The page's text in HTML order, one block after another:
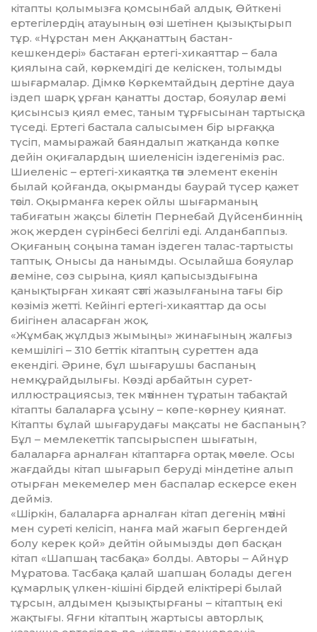
кітапты қолымызға қомсынбай алдық. Өйткені
ертегілердің атауының өзі шетінен қызықтырып
тұр. «Нұрстан мен Аққанаттың бастан-
кешкендері» бастаған ертегі-хикаяттар – бала
қиялына сай, көркемдігі де келіскен, толымды
шығармалар. Дімкәс Көркемтайдың дертіне дауа
іздеп шарқ ұрған қанатты достар, бояулар әлемі
қисынсыз қиял емес, таным тұрғысынан тартысқа
түседі. Ертегі бастала салысымен бір ырғаққа
түсіп, мамыражай баяндалып жатқанда көпке
дейін оқиғалардың шиеленісін іздегеніміз рас.
Шиеленіс – ертегі-хикаятқа тән элемент екенін
былай қойғанда, оқырманды баурай түсер қажет
тәсіл. Оқырманға керек ойлы шығарманың
табиғатын жақсы білетін Пернебай Дүйсенбиннің
жоқ жерден сүрінбесі белгілі еді. Алданбаппыз.
Оқиғаның соңына таман іздеген талас-тартысты
таптық. Онысы да нанымды. Осылайша бояулар
әлеміне, сөз сырына, қиял қапысыздығына
қанықтырған хикаят сәтті жазылғанына тағы бір
көзіміз жетті. Кейінгі ертегі-хикаяттар да осы
биігінен аласарған жоқ.
«Жұмбақ жұлдыз жымыңы» жинағының жалғыз
кемшілігі – 310 беттік кітаптың суреттен ада
екендігі. Әрине, бұл шығарушы баспаның
немқұрайдылығы. Көзді арбайтын сурет-
иллюстрациясыз, тек мәтіннен тұратын табақтай
кітапты балаларға ұсыну – көпе-көрнеу қиянат.
Кітапты бұлай шығарудағы мақсаты не баспаның?
Бұл – мемлекеттік тапсырыспен шығатын,
балаларға арналған кітаптарға ортақ мәселе. Осы
жағдайды кітап шығарып беруді міндетіне алып
отырған мекемелер мен баспалар ескерсе екен
дейміз.
«Шіркін, балаларға арналған кітап дегенің мәтіні
мен суреті келісіп, нанға май жағып бергендей
болу керек қой» дейтін ойымызды дөп басқан
кітап «Шапшаң тасбақа» болды. Авторы – Айнұр
Мұратова. Тасбақа қалай шапшаң болады деген
құмарлық үлкен-кішіні бірдей еліктірері былай
тұрсын, алдымен қызықтырғаны – кітаптың екі
жақтығы. Яғни кітаптың жартысы авторлық